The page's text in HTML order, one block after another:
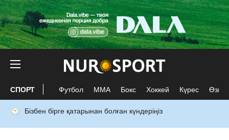
СПОРТ Футбол ММА Бокс Хоккей Күрес Өзге
Бізбен бірге қатарынан болған күндеріңіз